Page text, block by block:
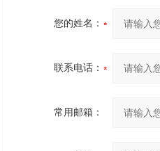
您的姓名：
联系电话：
常用邮箱：